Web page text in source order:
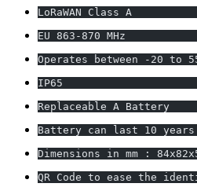
LoRaWAN Class A
EU 863-870 MHz
Operates between -20 to
IP65
Replaceable A Battery
Battery can last 10 years
Dimensions in mm :
QR Code to ease the